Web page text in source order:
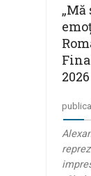
2026